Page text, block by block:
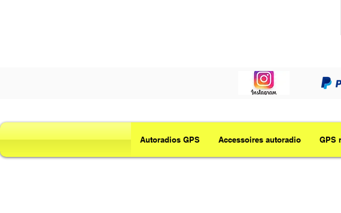
Autoradios GPS Accessoires autoradio GPS